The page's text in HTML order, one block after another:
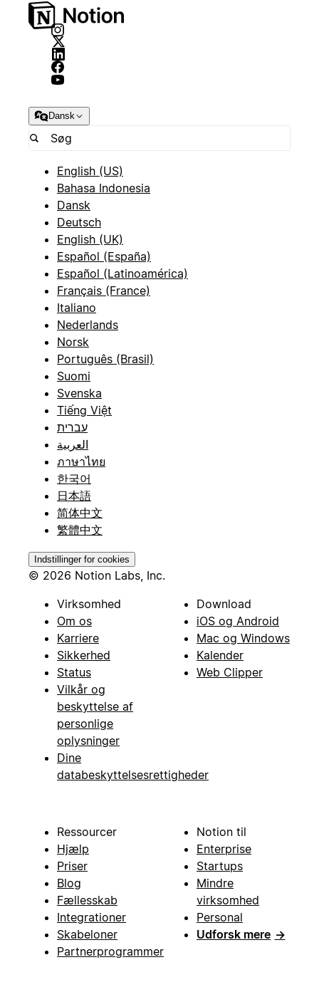
Dansk
English (US)
Bahasa Indonesia
Dansk
Deutsch
English (UK)
Español (España)
Español (Latinoamérica)
Français (France)
Italiano
Nederlands
Norsk
Português (Brasil)
Suomi
Svenska
Tiếng Việt
עברית
العربية
ภาษาไทย
한국어
日本語
简体中文
繁體中文
Indstillinger for cookies
© 2026 Notion Labs, Inc.
Virksomhed
Om os
Karriere
Sikkerhed
Status
Vilkår og
beskyttelse af
personlige
oplysninger
Dine
databeskyttelsesrettigheder
Download
iOS og Android
Mac og Windows
Kalender
Web Clipper
Ressourcer
Hjælp
Priser
Blog
Fællesskab
Integrationer
Skabeloner
Partnerprogrammer
Notion til
Enterprise
Startups
Mindre
virksomhed
Personal
Udforsk mere →